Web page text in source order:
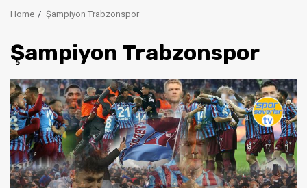
Home Şampiyon Trabzonspor
Şampiyon Trabzonspor